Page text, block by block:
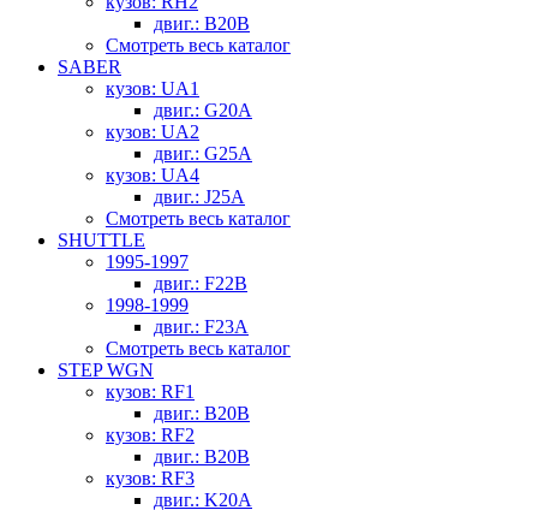
двиг.: B20B
Смотреть весь каталог
SABER
кузов: UA1
двиг.: G20A
кузов: UA2
двиг.: G25A
кузов: UA4
двиг.: J25A
Смотреть весь каталог
SHUTTLE
1995-1997
двиг.: F22B
1998-1999
двиг.: F23A
Смотреть весь каталог
STEP WGN
кузов: RF1
двиг.: B20B
кузов: RF2
двиг.: B20B
кузов: RF3
двиг.: K20A